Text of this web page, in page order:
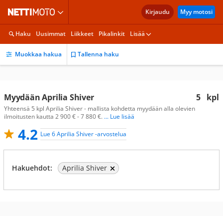
Kirjaudu Myy motosi
Haku Uusimmat Liikkeet Pikalinkit Lisää
Muokkaa hakua Tallenna haku
5 kpl
Myydään Aprilia Shiver
Yhteensä 5 kpl Aprilia Shiver - mallista kohdetta myydään alla olevien
ilmoitusten kautta 2 900 € - 7 880 €. ... Lue lisää
4.2 Lue 6 Aprilia Shiver -arvostelua
Hakuehdot: Aprilia Shiver